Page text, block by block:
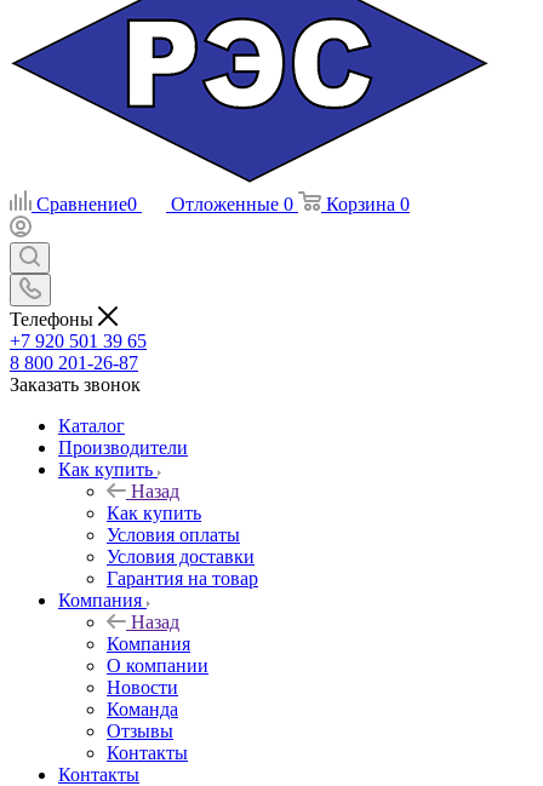
Сравнение0 Отложенные 0 Корзина 0
Телефоны
+7 920 501 39 65
8 800 201-26-87
Заказать звонок
Каталог
Производители
Как купить
Назад
Как купить
Условия оплаты
Условия доставки
Гарантия на товар
Компания
Назад
Компания
О компании
Новости
Команда
Отзывы
Контакты
Контакты